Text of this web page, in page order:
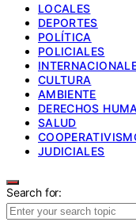
LOCALES
DEPORTES
POLÍTICA
POLICIALES
CULTURA
AMBIENTE
DERECHOS
SALUD
JUDICIALES
Search for: